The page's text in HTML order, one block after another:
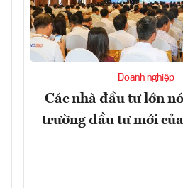
Doanh nghiệp
Các nhà đầu tư lớn
trường đầu tư mới